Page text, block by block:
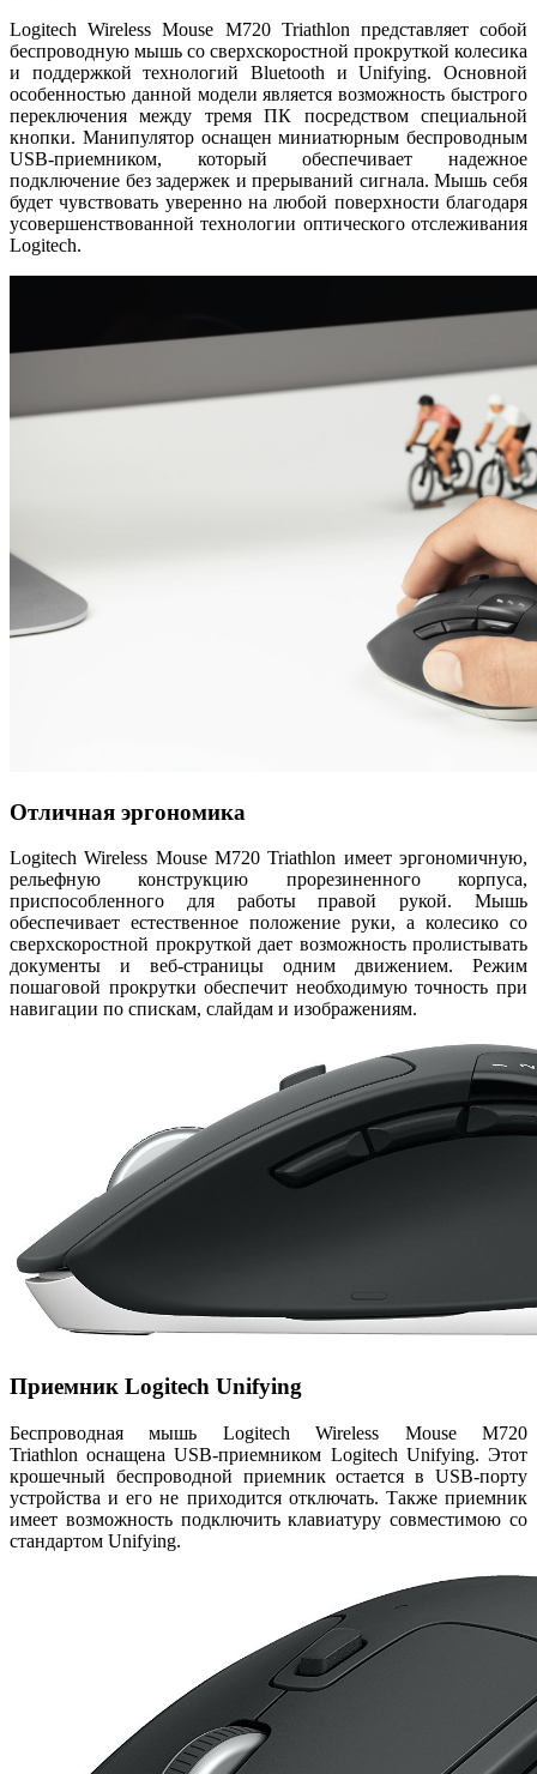
Logitech Wireless Mouse M720 Triathlon представляет собой
беспроводную мышь со сверхскоростной прокруткой колесика
и поддержкой технологий Bluetooth и Unifying. Основной
особенностью данной модели является возможность быстрого
переключения между тремя ПК посредством специальной
кнопки. Манипулятор оснащен миниатюрным беспроводным
USB-приемником, который обеспечивает надежное
подключение без задержек и прерываний сигнала. Мышь себя
будет чувствовать уверенно на любой поверхности благодаря
усовершенствованной технологии оптического отслеживания
Logitech.
Отличная эргономика
Logitech Wireless Mouse M720 Triathlon имеет эргономичную,
рельефную конструкцию прорезиненного корпуса,
приспособленного для работы правой рукой. Мышь
обеспечивает естественное положение руки, а колесико со
сверхскоростной прокруткой дает возможность пролистывать
документы и веб-страницы одним движением. Режим
пошаговой прокрутки обеспечит необходимую точность при
навигации по спискам, слайдам и изображениям.
Приемник Logitech Unifying
Беспроводная мышь Logitech Wireless Mouse M720
Triathlon оснащена USB-приемником Logitech Unifying. Этот
крошечный беспроводной приемник остается в USB-порту
устройства и его не приходится отключать. Также приемник
имеет возможность подключить клавиатуру совместимою со
стандартом Unifying.